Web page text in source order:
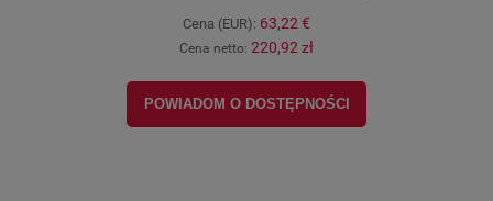
Cena (EUR): 63,22 €
Cena netto: 220,92 zł
POWIADOM O DOSTĘPNOŚCI